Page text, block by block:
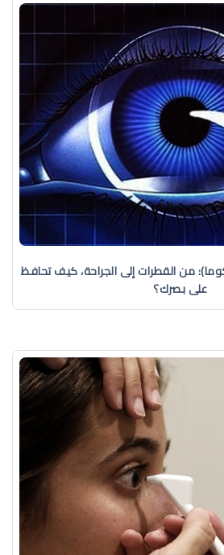
من القطرات إلى الجراحة، كيف تحافظ
على بصرك؟